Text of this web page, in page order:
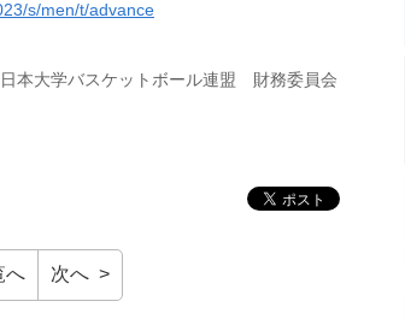
s/men/t/advance
本大学バスケットボール連盟 財務委員会
へ 次へ >